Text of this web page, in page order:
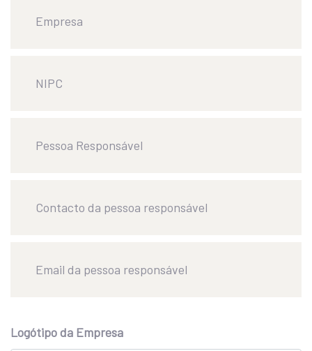
Empresa
NIPC
Pessoa Responsável
Contacto da pessoa responsável
Email da pessoa responsável
Logótipo da Empresa